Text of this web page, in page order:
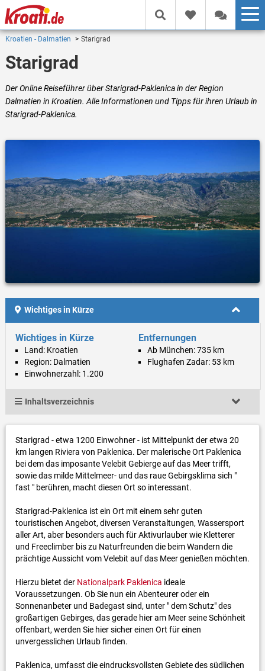
Kroatien - Dalmatien Starigrad
Starigrad
Der Online Reiseführer über Starigrad-Paklenica in der Region
Dalmatien in Kroatien. Alle Informationen und Tipps für ihren Urlaub in
Starigrad-Paklenica.
Wichtiges in Kürze
Wichtiges in Kürze
Land: Kroatien
Region: Dalmatien
Einwohnerzahl: 1.200
Entfernungen
Ab München: 735 km
Flughafen Zadar: 53 km
Inhaltsverzeichnis
Starigrad - etwa 1200 Einwohner - ist Mittelpunkt der etwa 20
km langen Riviera von Paklenica. Der malerische Ort Paklenica
bei dem das imposante Velebit Gebierge auf das Meer trifft,
sowie das milde Mittelmeer- und das raue Gebirgsklima sich "
fast " berühren, macht diesen Ort so interessant.
Starigrad-Paklenica ist ein Ort mit einem sehr guten
touristischen Angebot, diversen Veranstaltungen, Wassersport
aller Art, aber besonders auch für Aktivurlauber wie Kletterer
und Freeclimber bis zu Naturfreunden die beim Wandern die
prächtige Aussicht vom Velebit auf das Meer genießen möchten.
Hierzu bietet der Nationalpark Paklenica ideale
Voraussetzungen. Ob Sie nun ein Abenteurer oder ein
Sonnenanbeter und Badegast sind, unter " dem Schutz" des
großartigen Gebirges, das gerade hier am Meer seine Schönheit
offenbart, werden Sie hier sicher einen Ort für einen
unvergesslichen Urlaub finden.
Paklenica, umfasst die eindrucksvollsten Gebiete des südlichen